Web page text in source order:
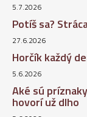
5.7.2026
Potíš sa?
27.6.2026
Horčík každý
5.6.2026
Aké sú
hovorí už dlho